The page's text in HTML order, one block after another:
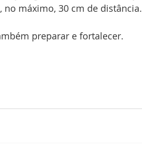
no máximo, 30 cm de distância.
preparar e fortalecer.